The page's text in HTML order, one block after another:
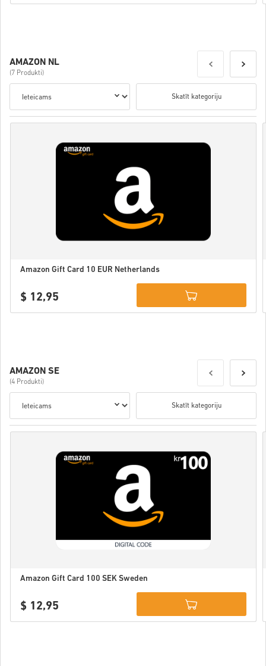
AMAZON NL
(7 Produkti)
Skatīt kategoriju
Amazon Gift Card 10 EUR Netherlands
$ 12,95
AMAZON SE
(4 Produkti)
Skatīt kategoriju
Amazon Gift Card 100 SEK Sweden
$ 12,95